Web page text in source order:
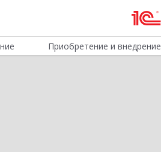
Приобретение и внедрение